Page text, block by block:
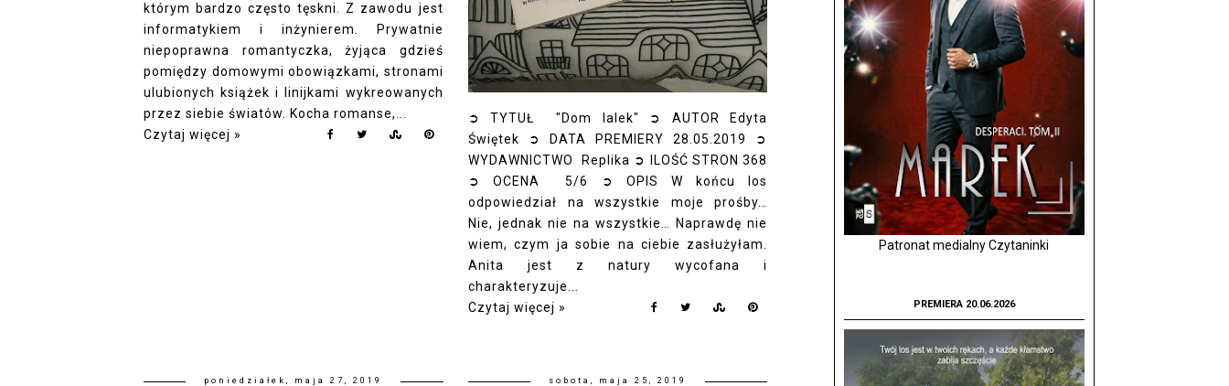
którym bardzo często tęskni. Z zawodu jest
informatykiem i inżynierem. Prywatnie
niepoprawna romantyczka, żyjąca gdzieś
pomiędzy domowymi obowiązkami, stronami
ulubionych książek i linijkami wykreowanych
przez siebie światów. Kocha romanse,...
Czytaj więcej »
➲ TYTUŁ "Dom lalek" ➲ AUTOR Edyta
Świętek ➲ DATA PREMIERY 28.05.2019 ➲
WYDAWNICTWO Replika ➲ ILOŚĆ STRON 368
➲ OCENA 5/6 ➲ OPIS W końcu los
odpowiedział na wszystkie moje prośby…
Nie, jednak nie na wszystkie… Naprawdę nie
wiem, czym ja sobie na ciebie zasłużyłam.
Anita jest z natury wycofana i
charakteryzuje...
Czytaj więcej »
poniedziałek, maja 27, 2019 sobota, maja 25, 2019
Patronat medialny Czytaninki
PREMIERA 20.06.2026